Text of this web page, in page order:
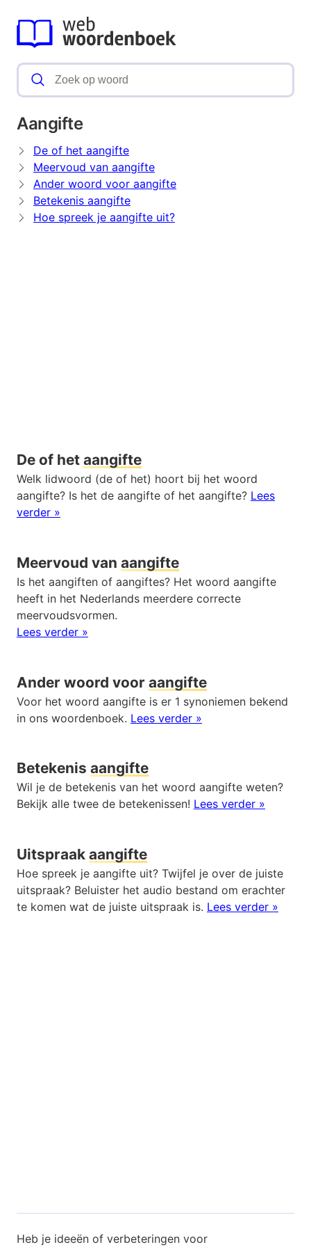
Aangifte
De of het aangifte
Meervoud van aangifte
Ander woord voor aangifte
Betekenis aangifte
Hoe spreek je aangifte uit?
De of het aangifte
Welk lidwoord (de of het) hoort bij het woord
aangifte? Is het de aangifte of het aangifte? Lees
verder »
Meervoud van aangifte
Is het aangiften of aangiftes? Het woord aangifte
heeft in het Nederlands meerdere correcte
meervoudsvormen.
Lees verder »
Ander woord voor aangifte
Voor het woord aangifte is er 1 synoniemen bekend
in ons woordenboek. Lees verder »
Betekenis aangifte
Wil je de betekenis van het woord aangifte weten?
Bekijk alle twee de betekenissen! Lees verder »
Uitspraak aangifte
Hoe spreek je aangifte uit? Twijfel je over de juiste
uitspraak? Beluister het audio bestand om erachter
te komen wat de juiste uitspraak is. Lees verder »
Heb je ideeën of verbeteringen voor